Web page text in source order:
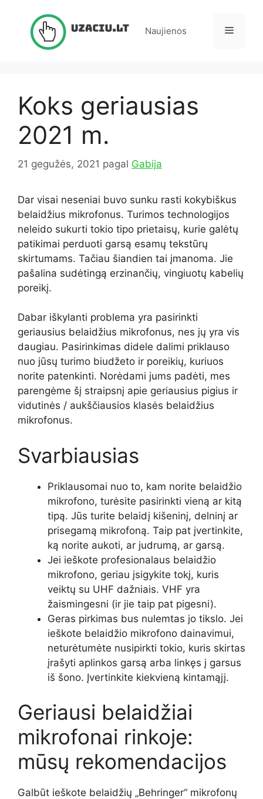
Naujienos Meniu
Koks geriausias
2021 m.
21 gegužės, 2021 pagal Gabija
Dar visai neseniai buvo sunku rasti kokybiškus
belaidžius mikrofonus. Turimos technologijos
neleido sukurti tokio tipo prietaisų, kurie galėtų
patikimai perduoti garsą esamų tekstūrų
skirtumams. Tačiau šiandien tai įmanoma. Jie
pašalina sudėtingą erzinančių, vingiuotų kabelių
poreikį.
Dabar iškylanti problema yra pasirinkti
geriausius belaidžius mikrofonus, nes jų yra vis
daugiau. Pasirinkimas didele dalimi priklauso
nuo jūsų turimo biudžeto ir poreikių, kuriuos
norite patenkinti. Norėdami jums padėti, mes
parengėme šį straipsnį apie geriausius pigius ir
vidutinės / aukščiausios klasės belaidžius
mikrofonus.
Svarbiausias
Priklausomai nuo to, kam norite belaidžio
mikrofono, turėsite pasirinkti vieną ar kitą
tipą. Jūs turite belaidį kišeninį, delninį ar
prisegamą mikrofoną. Taip pat įvertinkite,
ką norite aukoti, ar judrumą, ar garsą.
Jei ieškote profesionalaus belaidžio
mikrofono, geriau įsigykite tokį, kuris
veiktų su UHF dažniais. VHF yra
žaismingesni (ir jie taip pat pigesni).
Geras pirkimas bus nulemtas jo tikslo. Jei
ieškote belaidžio mikrofono dainavimui,
neturėtumėte nusipirkti tokio, kuris skirtas
įrašyti aplinkos garsą arba linkęs į garsus
iš šono. Įvertinkite kiekvieną kintamąjį.
Geriausi belaidžiai
mikrofonai rinkoje:
mūsų rekomendacijos
Galbūt ieškote belaidžių „Behringer“ mikrofonų